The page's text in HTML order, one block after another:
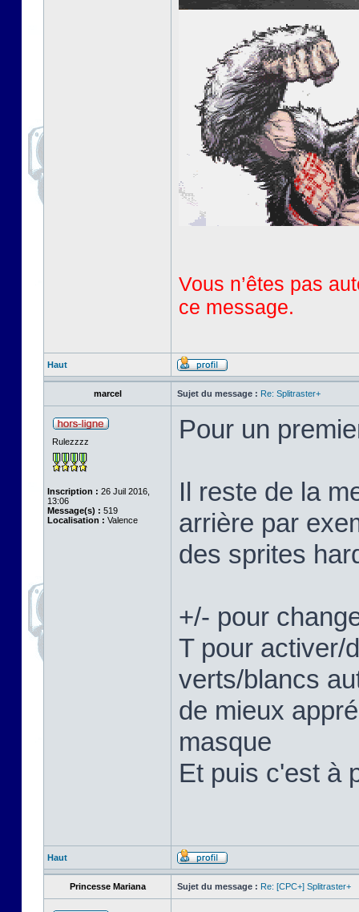
Vous n’êtes pas
ce message.
Haut
marcel Sujet du message : Re: Splitraster+
Rulezzzz
Inscription : 26 Juil 2016,
13:06
Message(s) : 519
Localisation : Valence
Pour un
Il reste de la
arrière par
des sprites
+/- pour
T pour activer/
verts/blancs
de mieux
masque
Et puis c'est à
Haut
Princesse Mariana Sujet du message : Re: [CPC+] Splitraster+